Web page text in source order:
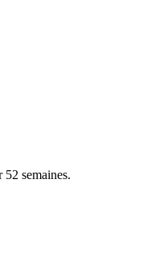
52 semaines.